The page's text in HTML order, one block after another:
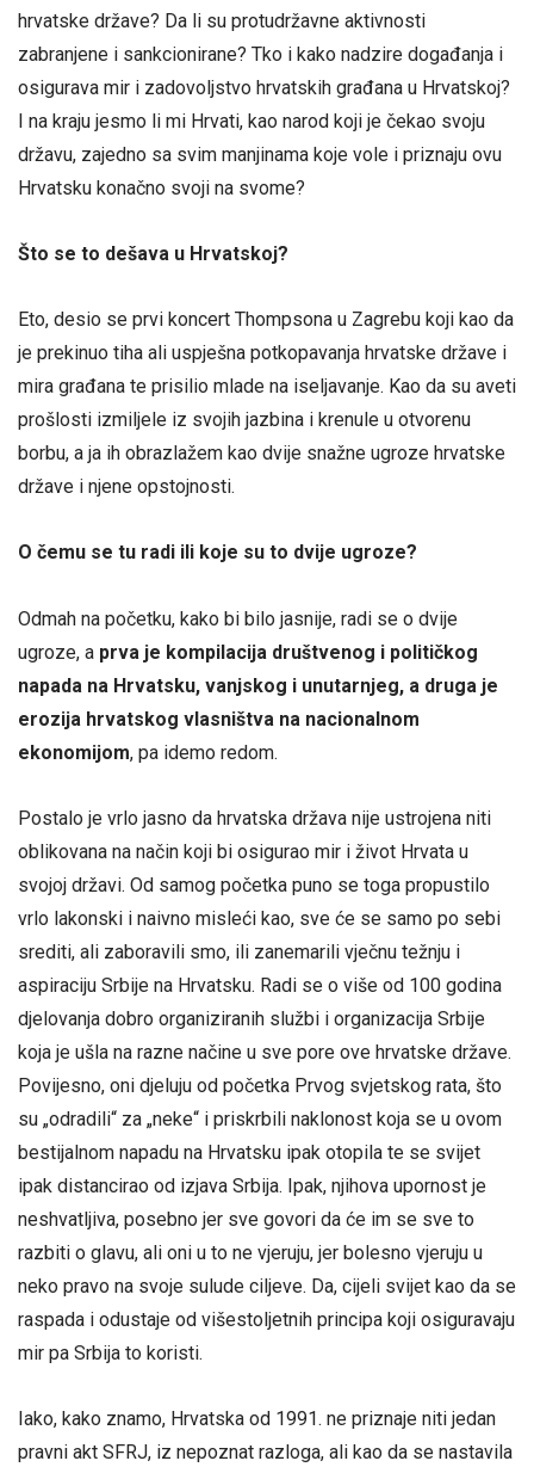
hrvatske države? Da li su protudržavne aktivnosti
zabranjene i sankcionirane? Tko i kako nadzire događanja i
osigurava mir i zadovoljstvo hrvatskih građana u Hrvatskoj?
I na kraju jesmo li mi Hrvati, kao narod koji je čekao svoju
državu, zajedno sa svim manjinama koje vole i priznaju ovu
Hrvatsku konačno svoji na svome?
Što se to dešava u Hrvatskoj?
Eto, desio se prvi koncert Thompsona u Zagrebu koji kao da
je prekinuo tiha ali uspješna potkopavanja hrvatske države i
mira građana te prisilio mlade na iseljavanje. Kao da su aveti
prošlosti izmiljele iz svojih jazbina i krenule u otvorenu
borbu, a ja ih obrazlažem kao dvije snažne ugroze hrvatske
države i njene opstojnosti.
O čemu se tu radi ili koje su to dvije ugroze?
Odmah na početku, kako bi bilo jasnije, radi se o dvije
ugroze, a prva je kompilacija društvenog i političkog
napada na Hrvatsku, vanjskog i unutarnjeg, a druga je
erozija hrvatskog vlasništva na nacionalnom
ekonomijom, pa idemo redom.
Postalo je vrlo jasno da hrvatska država nije ustrojena niti
oblikovana na način koji bi osigurao mir i život Hrvata u
svojoj državi. Od samog početka puno se toga propustilo
vrlo lakonski i naivno misleći kao, sve će se samo po sebi
srediti, ali zaboravili smo, ili zanemarili vječnu težnju i
aspiraciju Srbije na Hrvatsku. Radi se o više od 100 godina
djelovanja dobro organiziranih službi i organizacija Srbije
koja je ušla na razne načine u sve pore ove hrvatske države.
Povijesno, oni djeluju od početka Prvog svjetskog rata, što
su „odradili“ za „neke“ i priskrbili naklonost koja se u ovom
bestijalnom napadu na Hrvatsku ipak otopila te se svijet
ipak distancirao od izjava Srbija. Ipak, njihova upornost je
neshvatljiva, posebno jer sve govori da će im se sve to
razbiti o glavu, ali oni u to ne vjeruju, jer bolesno vjeruju u
neko pravo na svoje sulude ciljeve. Da, cijeli svijet kao da se
raspada i odustaje od višestoljetnih principa koji osiguravaju
mir pa Srbija to koristi.
Iako, kako znamo, Hrvatska od 1991. ne priznaje niti jedan
pravni akt SFRJ, iz nepoznat razloga, ali kao da se nastavila